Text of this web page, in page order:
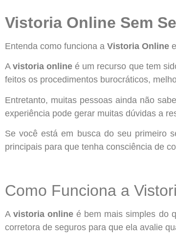
Vistoria Online Sem
Entenda como funciona a Vistoria Online
Avistoria online é um recurso que tem
feitos os procedimentos burocráticos,
Entretanto, muitas pessoas ainda não
experiência pode gerar muitas dúvidas a
Se você está em busca do seu primeiro
principais para que tenha consciência de
Como Funciona a
Avistoria online é bem mais simples do
corretora de seguros para que ela avalie